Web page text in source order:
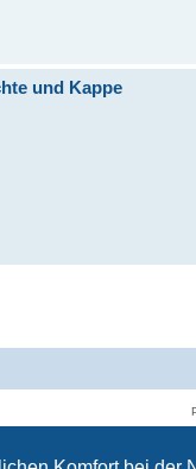
und Kappe